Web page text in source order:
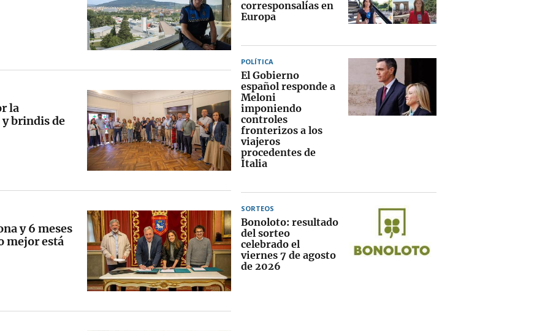
la
brindis de
y 6 meses
mejor está
corresponsalías en
Europa
POLÍTICA
El Gobierno
español responde a
Meloni
imponiendo
controles
fronterizos a los
viajeros
procedentes de
Italia
SORTEOS
Bonoloto: resultado
del sorteo
celebrado el
viernes 7 de agosto
de 2026